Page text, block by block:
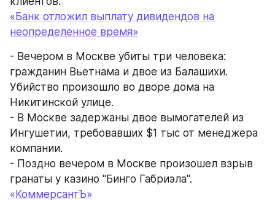
«Банк отложил выплату дивидендов на
неопределенное время»
- Вечером в Москве убиты три человека:
гражданин Вьетнама и двое из Балашихи.
Убийство произошло во дворе дома на
Никитинской улице.
- В Москве задержаны двое вымогателей из
Ингушетии, требовавших $1 тыс от менеджера
компании.
- Поздно вечером в Москве произошел взрыв
гранаты у казино "Бинго Габриэла".
«КоммерсантЪ»